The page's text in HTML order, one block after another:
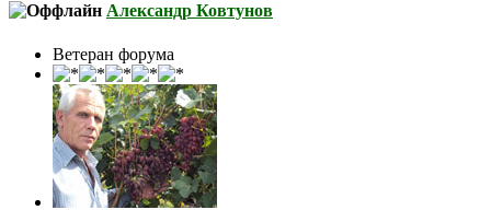
Александр Ковтунов
Ветеран форума